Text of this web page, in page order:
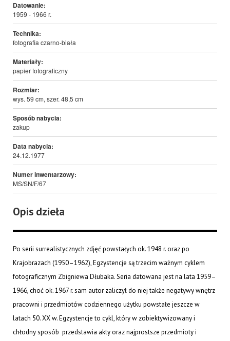
Datowanie:
1959 - 1966 r.
Technika:
fotografia czarno-biała
Materiały:
papier fotograficzny
Rozmiar:
wys. 59 cm, szer. 48,5 cm
Sposób nabycia:
zakup
Data nabycia:
24.12.1977
Numer inwentarzowy:
MS/SN/F/67
Opis dzieła
Po serii surrealistycznych zdjęć powstałych ok. 1948 r. oraz po
Krajobrazach (1950–1962), Egzystencje są trzecim ważnym cyklem
fotograficznym Zbigniewa Dłubaka. Seria datowana jest na lata 1959–
1966, choć ok. 1967 r. sam autor zaliczył do niej także negatywy wnętrz
pracowni i przedmiotów codziennego użytku powstałe jeszcze w
latach 50. XX w. Egzystencje to cykl, który w zobiektywizowany i
chłodny sposób przedstawia akty oraz najprostsze przedmioty i